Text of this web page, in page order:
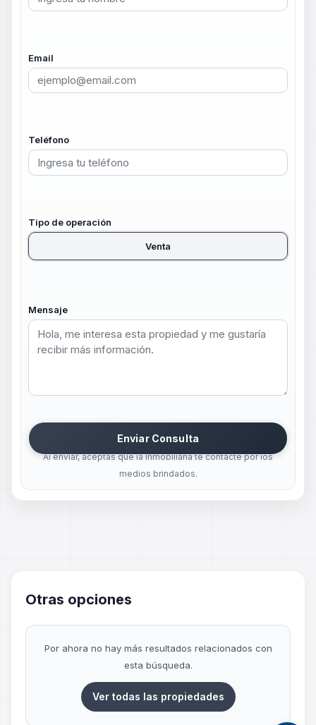
Email
Teléfono
Tipo de operación
Venta
Mensaje
Enviar Consulta
Al enviar, aceptas que la inmobiliaria te contacte por los
medios brindados.
Otras opciones
Por ahora no hay más resultados relacionados con
esta búsqueda.
Ver todas las propiedades